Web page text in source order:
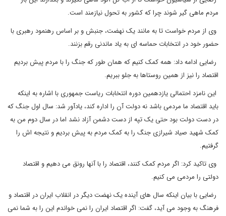
مردم ماهی گیر شوند چرا که کشور به تحول نیازمند است.
وی از مردم خواست تا به مانند یک نهضت، جنبش و بر اساس رهنمود رهبری با
حضور خود در انتخابات حماسه ای به یاد ماندنی رقم بزنند.
رضایی ادامه داد: همه کمک کنیم که همان طور که جنگ را با مردم پیش بردیم
اقتصاد را نیز از همین روستاها به جلو ببریم.
این نامزد احتمالی یازدهمین دوره انتخابات ریاست جمهوری با اشاره به اینکه
باید اقتصاد ما مردمی باشد نه دولت آن را اداره کند، یادآور شد: سال اول جنگ که
در دست دولت بود حتی یک تپه از دست دشمن آزاد نشد اما در سال دوم من به
کمک شهید صیاد شیرازی جنگ را به کمک مردم به پیش بردیم و نتیجه اش را
گرفتیم.
وی تاکید کرد: اگر مردم کمک کنند، اقتصاد را با آنها رونق می دهیم و اقتصاد
دولتی را مردمی می کنیم.
رضایی با بیان اینکه سال های آینده یک نهضت دیگر در انقلاب ایران در اقتصاد و
فرهنگ به وجود می آید، گفت: اگر اقتصاد ایران را نمی خواندم این را به شما نمی